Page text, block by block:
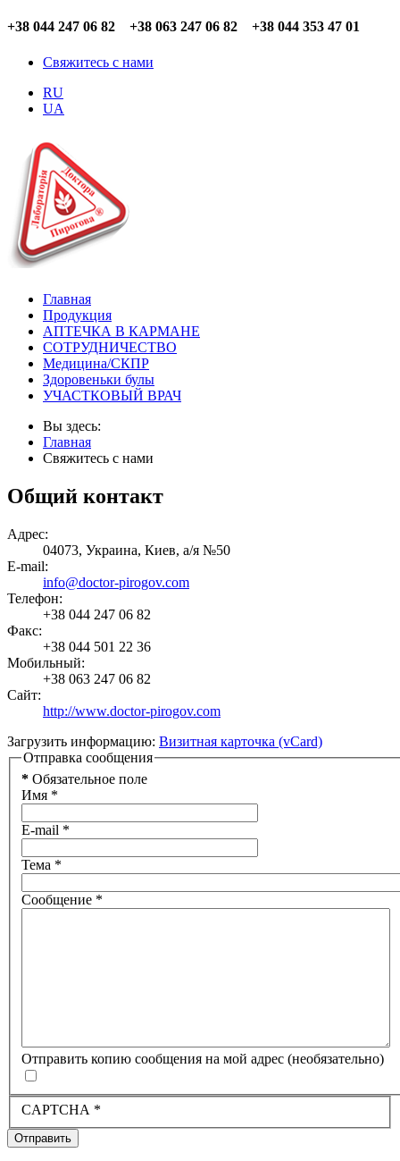
+38 044 247 06 82 +38 063 247 06 82 +38 044 353 47 01
Свяжитесь с нами
RU
UA
Главная
Продукция
АПТЕЧКА В КАРМАНЕ
СОТРУДНИЧЕСТВО
Медицина/СКПР
Здоровеньки булы
УЧАСТКОВЫЙ ВРАЧ
Вы здесь:
Главная
Свяжитесь с нами
Общий контакт
Адрес:
04073, Украина, Киев, а/я №50
E-mail:
info@doctor-pirogov.com
Телефон:
+38 044 247 06 82
Факс:
+38 044 501 22 36
Мобильный:
+38 063 247 06 82
Сайт:
http://www.doctor-pirogov.com
Загрузить информацию: Визитная карточка (vCard)
Отправка сообщения
* Обязательное поле
Имя *
E-mail *
Тема *
Сообщение *
Отправить копию сообщения на мой адрес (необязательно)
CAPTCHA *
Отправить